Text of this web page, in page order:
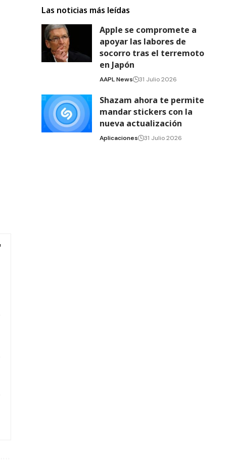
Las noticias más leídas
Apple se compromete a
apoyar las labores de
socorro tras el terremoto
en Japón
AAPL News 31 Julio 2026
Shazam ahora te permite
mandar stickers con la
nueva actualización
Aplicaciones 31 Julio 2026